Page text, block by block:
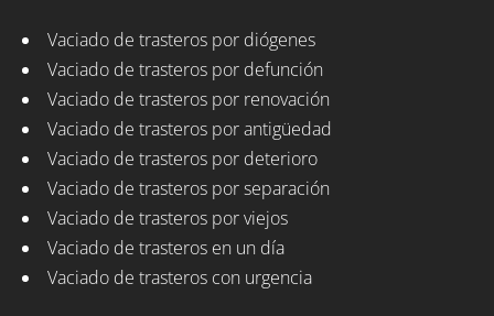
Vaciado de trasteros por diógenes
Vaciado de trasteros por defunción
Vaciado de trasteros por renovación
Vaciado de trasteros por antigüedad
Vaciado de trasteros por deterioro
Vaciado de trasteros por separación
Vaciado de trasteros por viejos
Vaciado de trasteros en un día
Vaciado de trasteros con urgencia